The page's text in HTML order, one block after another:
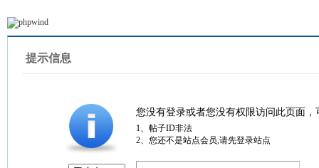
提示信息
您没有登录或者您没有权限访问此页面
1、帖子ID非法
2、您还不是站点会员,请先登录站点